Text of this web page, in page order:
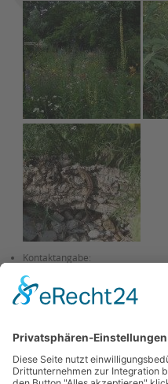
Kontaktangabe:
Natürlich zeige ich jedem
09131/54491
sabine.knuff@t-online.de